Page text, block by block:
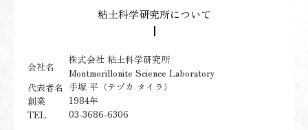
粘土科学研究所について
┃
会社名
株式会社 粘土科学研究所
Montmorillonite Science Laboratory
代表者名 手塚 平（テヅカ タイラ）
創業
1984年
TEL
03-3686-6306